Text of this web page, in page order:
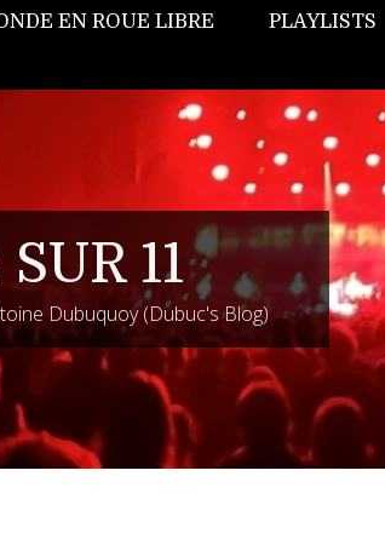
EN ROUE LIBRE PLAYLISTS
11
Dubuquoy (Dubuc's Blog)